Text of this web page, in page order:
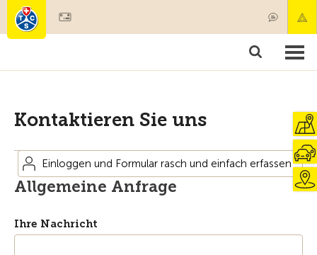
Mitgliedschaft & Leistungen
Kontaktieren Sie uns
Einloggen und Formular rasch und einfach erfassen
Allgemeine Anfrage
Ihre Nachricht